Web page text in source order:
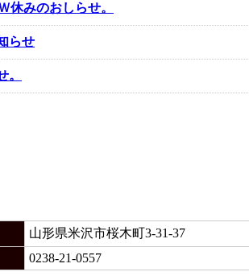
休みのおしらせ。
らせ
。
山形県米沢市桜木町3-31-37
0238-21-0557